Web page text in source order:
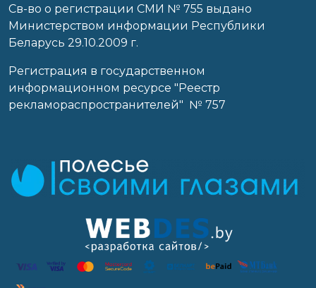
Св-во о регистрации СМИ № 755 выдано
Министерством информации Республики
Беларусь 29.10.2009 г.
Регистрация в государственном
информационном ресурсе "Реестр
рекламораспространителей" № 757